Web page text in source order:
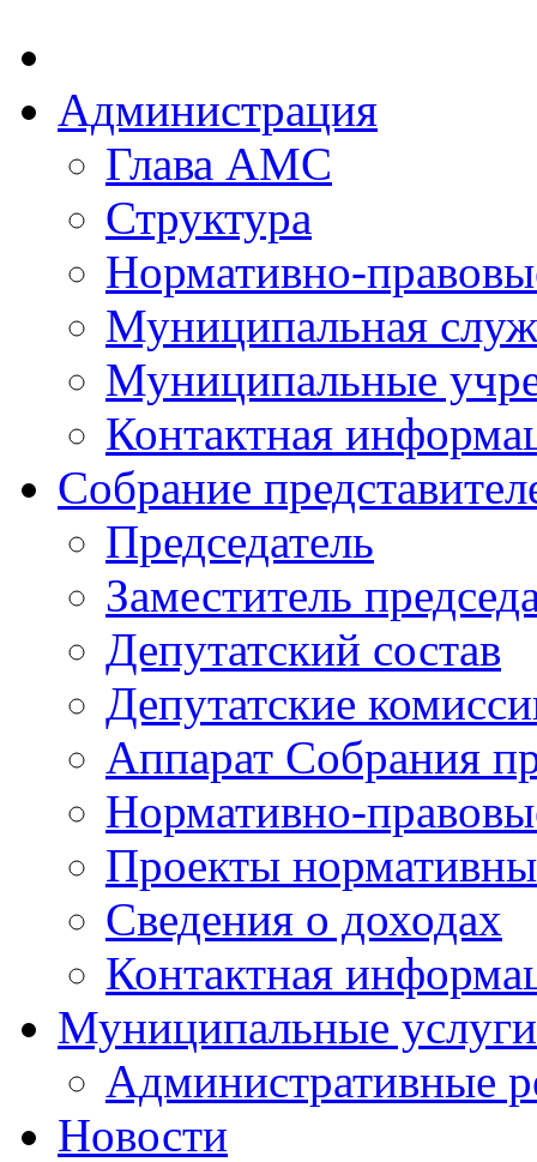
Администрация
Глава АМС
Структура
Нормативно-
Муниципальная
Муниципальные
Контактная
Собрание
Председатель
Заместитель
Депутатский состав
Депутатские
Аппарат Собрания
Нормативно-
Проекты
Сведения о доходах
Контактная
Муниципальные услуги
Административные
Новости